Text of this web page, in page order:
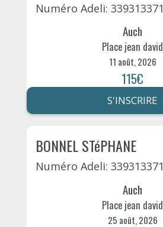
Numéro Adeli: 339313371
Auch
Place jean david
11 août, 2026
115€
S'INSCRIRE
BONNEL STéPHANE
Numéro Adeli: 339313371
Auch
Place jean david
25 août, 2026